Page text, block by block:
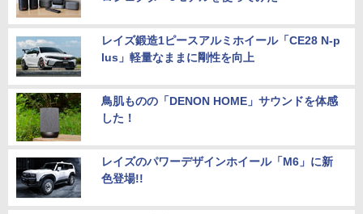
レイズ鍛造1ピースアルミホイール「CE28 N-p
lus」軽量なままに剛性を向上
鳥肌ものの「DENON HOME」サウンドを体感
した！
レイズのパワーデザインホイール「M6」に新
色登場!!